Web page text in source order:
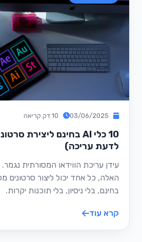
לדעת עריכה)
האלה, כל אחד יכול ליצור סרטונים
בחינם, בלי ניסיון, בלי תוכנות יקרות.
קרא עוד